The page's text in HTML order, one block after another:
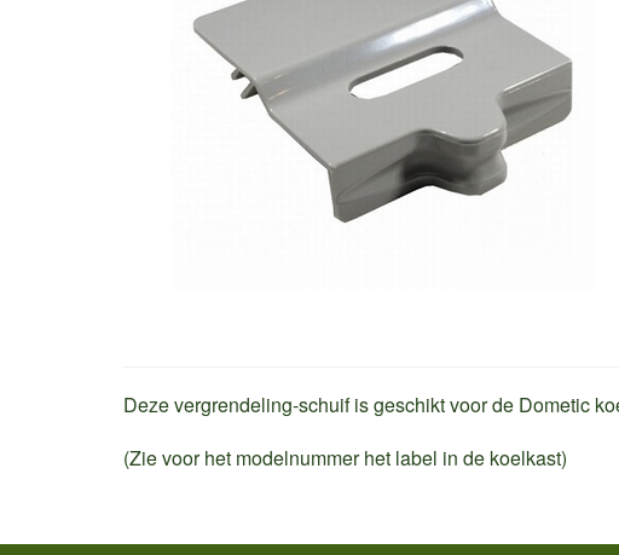
Deze vergrendeling-schuif is geschikt voor de Dometic
(Zie voor het modelnummer het label in de koelkast)